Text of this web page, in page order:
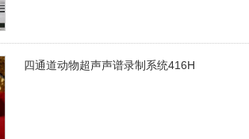
四通道动物超声声谱录制系统416H